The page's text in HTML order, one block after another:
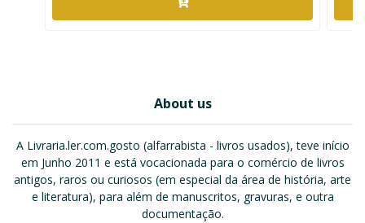
About us
A Livraria.ler.com.gosto (alfarrabista - livros usados), teve início
em Junho 2011 e está vocacionada para o comércio de livros
antigos, raros ou curiosos (em especial da área de história, arte
e literatura), para além de manuscritos, gravuras, e outra
documentação.